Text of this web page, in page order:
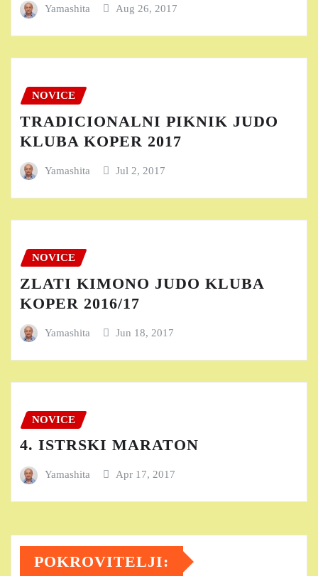
Yamashita Aug 26, 2017
NOVICE
TRADICIONALNI PIKNIK JUDO
KLUBA KOPER 2017
Yamashita Jul 2, 2017
NOVICE
ZLATI KIMONO JUDO KLUBA
KOPER 2016/17
Yamashita Jun 18, 2017
NOVICE
4. ISTRSKI MARATON
Yamashita Apr 17, 2017
POKROVITELJI: